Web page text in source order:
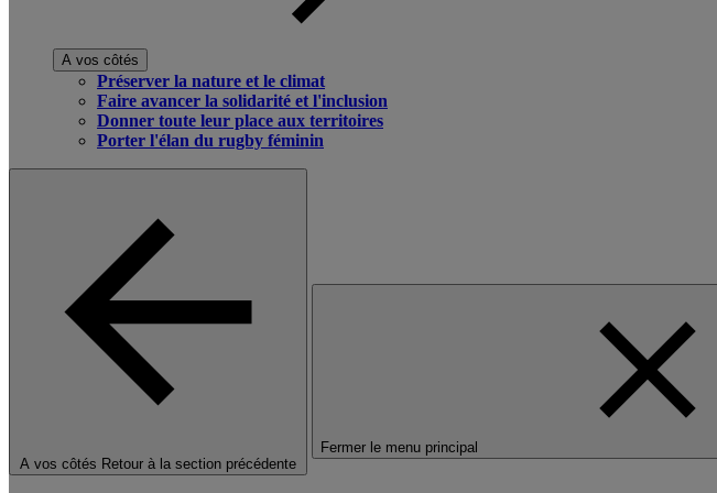
A vos côtés
Préserver la nature et le climat
Faire avancer la solidarité et l'inclusion
Donner toute leur place aux territoires
Porter l'élan du rugby féminin
A vos côtés Retour à la section précédente
Fermer le menu principal